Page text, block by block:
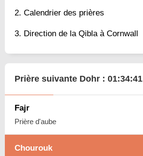
Calendrier des prières
Direction de la Qibla à Cornwall
Prière suivante Dohr : 01:34:40
Fajr
Prière d'aube
Chourouk